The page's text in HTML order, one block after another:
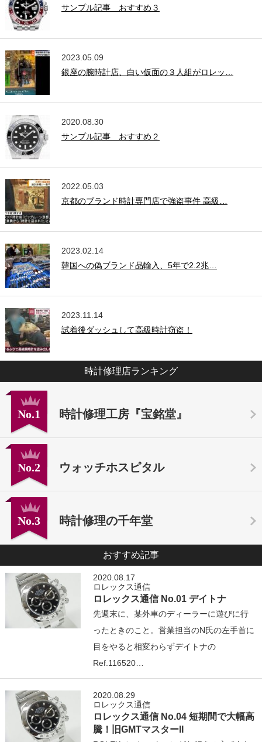
サンプル記事 おすすめ３
2023.05.09
銀座の腕時計店、白い仮面の３人組がロレッ…
2020.08.30
サンプル記事 おすすめ２
2022.05.03
京都のブランド時計専門店で強盗事件 高級…
2023.02.14
韓国への偽ブランド品輸入、5年で2.2兆…
2023.11.14
試着後ダッシュして高級時計窃盗！
時計修理店ランキング
No.1 時計修理工房『宝銘堂』
No.2 ウォッチホスピタル
No.3 時計修理の千年堂
おすすめ記事
2020.08.17
ロレックス通信
ロレックス通信 No.01 デイトナ
先週末に、某外車のディーラーに遊びに行
ったときのこと。営業担当のN氏の左手首に
目をやると相変わらずデイトナの
Ref.116520…
2020.08.29
ロレックス通信
ロレックス通信 No.04 短期間で大幅高
騰！旧GMTマスターII